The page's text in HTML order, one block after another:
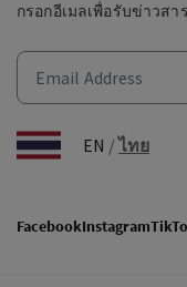
กรอกอีเมลเพื่อรับข่าวสา
EN /ไทย
FacebookInstagram